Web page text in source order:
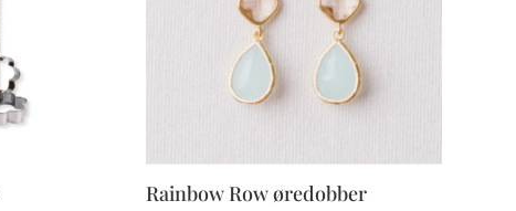
Rainbow Row øredobber